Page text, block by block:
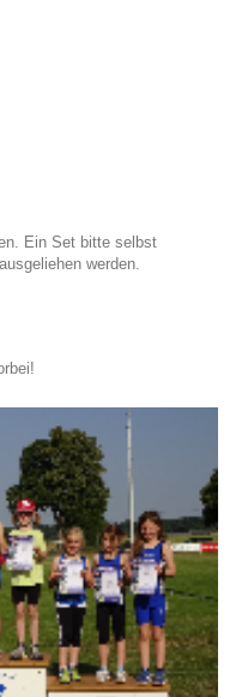
Ein Set bitte selbst
werden.